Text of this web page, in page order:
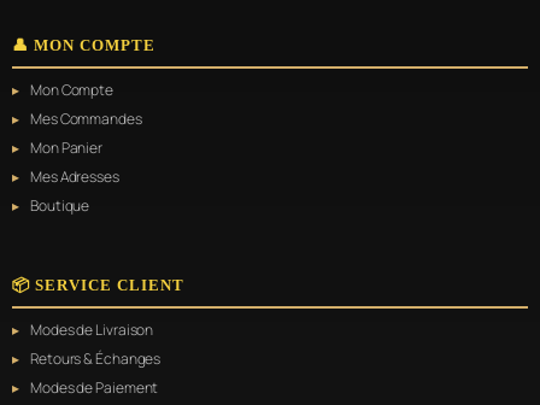
👤 MON COMPTE
Mon Compte
Mes Commandes
Mon Panier
Mes Adresses
Boutique
📦 SERVICE CLIENT
Modes de Livraison
Retours & Échanges
Modes de Paiement